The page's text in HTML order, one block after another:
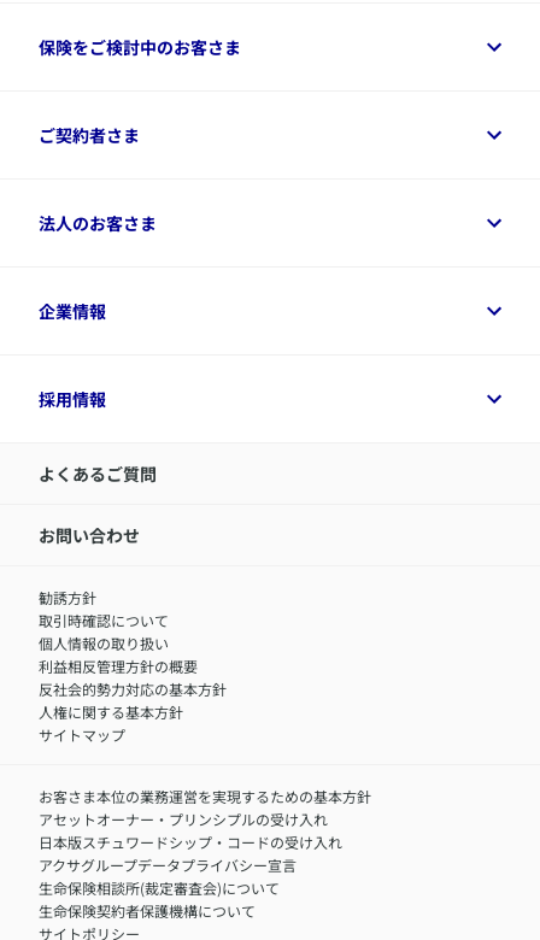
（2022/02/14発表）
アクサ生命「2021年度第3四半期末業績のお知らせ」[PDF:
634KB]
上半期業績報告書
（2021/11/22発表）
アクサ生命「2021年度上半期末業績のお知らせ」[PDF:
801KB]
第1四半期末業績報告書
（2021/08/13発表）
保険をご検討中のお客さま
保険をご検討中のお客さまトップ
資料請求
変額保険各種情報
ご契約者さま
ご契約者さまトップ
デジタル約款
令和8年（2026年）分の生命保険料控除証明書について
アクサのネット完結保険（旧アクサダイレクト生命）
法人のお客さま
法人のお客さまトップ
経営者サポートサービス
企業情報
企業情報トップ
アクサ生命が選ばれる理由
IR情報
サステナビリティの取り組み
​お客さまを金融犯罪からお守りするために
アクサグループについて
採用情報
採用情報トップ
中途採用：内勤正社員
職）
中途採用：フィナンシャルプラン・アドバイザー（営業職）
障害者採用
よくあるご質問
お問い合わせ
勧誘方針
取引時確認について
個人情報の取り扱い
利益相反管理方針の概要
反社会的勢力対応の基本方針
人権に関する基本方針
サイトマップ
お客さま本位の業務運営を実現するための基本方針
アセットオーナー・プリンシプルの受け入れ
日本版スチュワードシップ・コードの受け入れ
アクサグループデータプライバシー宣言
生命保険相談所(裁定審査会)について
生命保険契約者保護機構について
サイトポリシー